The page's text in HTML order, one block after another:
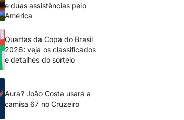
e duas assistências pelo
América
Quartas da Copa do Brasil
2026: veja os classificados
e detalhes do sorteio
Aura? João Costa usará a
camisa 67 no Cruzeiro